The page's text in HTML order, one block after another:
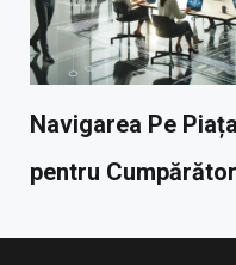
Navigarea Pe
pentru